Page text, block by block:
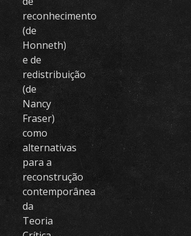
reconhecimento
(de
Honneth)
e de
redistribuição
(de
Nancy
Fraser)
como
alternativas
para a
reconstrução
contemporânea
da
Teoria